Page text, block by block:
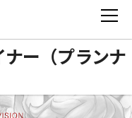
ー（プランナ